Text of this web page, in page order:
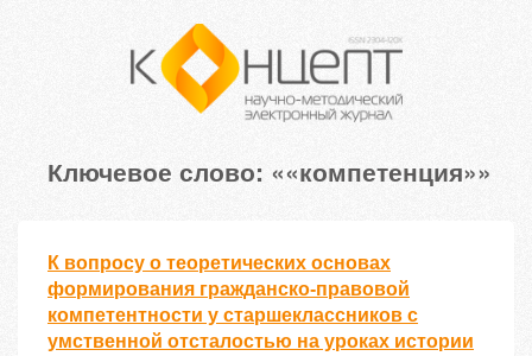
Ключевое слово: ««компетенция»»
К вопросу о теоретических основах
формирования гражданско-правовой
компетентности у старшеклассников с
умственной отсталостью на уроках истории